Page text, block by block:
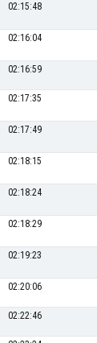
02:15:48
02:16:04
02:16:59
02:17:35
02:17:49
02:18:15
02:18:24
02:18:29
02:19:23
02:20:06
02:22:46